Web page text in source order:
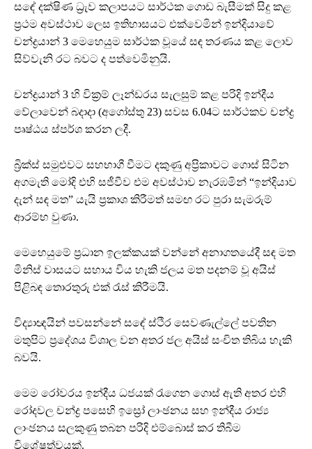
සඳේ දක්ෂිණ ධ්‍රැව කලාපයට සාර්ථක ගොඩ බැසීමක් සිදු කළ
ප්‍රථම අවස්ථාව ලෙස ඉතිහාසයට එක්වෙමින් ඉන්දියාවේ
චන්ද්‍රයාන් 3 මෙහෙයුම සාර්ථක වූයේ සඳ තරණය කළ ලොව
සිව්වැනි රට බවට ද පත්වෙමිනුයි.
චන්ද්‍රයාන් 3 හි වික්‍රම් ලෑන්ඩරය සැලසුම් කළ පරිදි ඉන්දීය
වේලාවෙන් බදාදා (අගෝස්තු 23) සවස 6.04ට සාර්ථකව චන්ද්‍ර
පෘෂ්ඨය ස්පර්ශ කරන ලදී.
බ්‍රික්ස් සමුළුවට සහභාගී වීමට දකුණු අප්‍රිකාවට ගොස් සිටින
අගමැති මෝදි එහි සජීවීව එම අවස්ථාව නැරඹමින් “ඉන්දියාව
දැන් සඳ මත” යැයි ප්‍රකාශ කිරීමත් සමඟ රට පුරා සැමරුම්
ආරම්භ වුණා.
මෙහෙයුමේ ප්‍රධාන ඉලක්කයක් වන්නේ අනාගතයේදී සඳ මත
මිනිස් වාසයට සහාය විය හැකි ජලය මත පදනම් වූ අයිස්
පිළිබඳ තොරතුරු එක් රැස් කිරීමයි.
විද්‍යාඥයින් පවසන්නේ සඳේ ස්ථිර සෙවණැල්ලේ පවතින
මතුපිට ප්‍රදේශය විශාල වන අතර ජල අයිස් සංචිත තිබිය හැකි
බවයි.
මෙම රෝවරය ඉන්දීය ධජයක් රැගෙන ගොස් ඇති අතර එහි
රෝදවල චන්ද්‍ර පසෙහි ඉස්‍රෝ ලාංඡනය සහ ඉන්දීය රාජ්‍ය
ලාංඡනය සලකුණු තබන පරිදි එම්බොස් කර තිබීම
විශේෂත්වයක්.